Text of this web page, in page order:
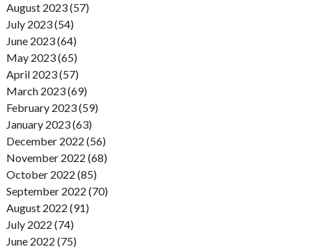
August 2023 (57)
July 2023 (54)
June 2023 (64)
May 2023 (65)
April 2023 (57)
March 2023 (69)
February 2023 (59)
January 2023 (63)
December 2022 (56)
November 2022 (68)
October 2022 (85)
September 2022 (70)
August 2022 (91)
July 2022 (74)
June 2022 (75)